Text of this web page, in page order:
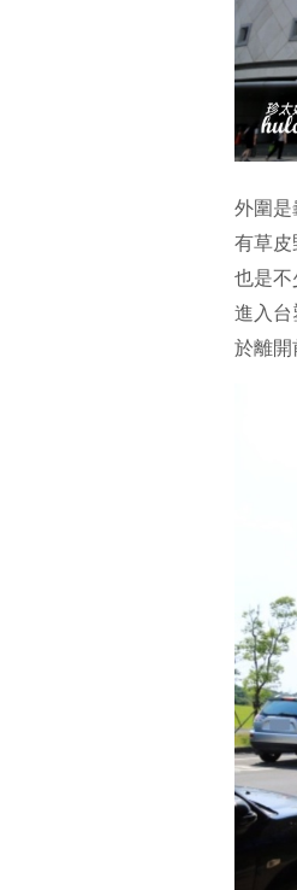
外圍是
有草皮
也是不
進入台
於離開